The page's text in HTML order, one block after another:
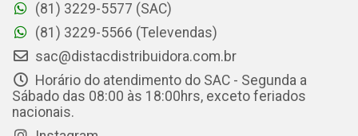
(81) 3229-5577 (SAC)
(81) 3229-5566 (Televendas)
sac@distacdistribuidora.com.br
Horário do atendimento do SAC - Segunda a
Sábado das 08:00 às 18:00hrs, exceto feriados
nacionais.